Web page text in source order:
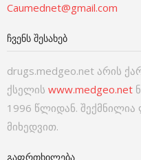
Caumednet@gmail.com
ᲩᲕᲔᲜᲡ ᲨᲔᲡᲐᲮᲔᲑ
drugs.medgeo.net არის
ქსელის www.medgeo.net
1996 წლიდან.
მიხედვით.
ᲒᲐᲤᲠᲗᲮᲘᲚᲔᲑᲐ